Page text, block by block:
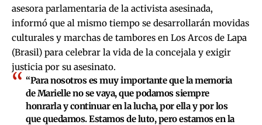
asesora parlamentaria de la activista asesinada,
informó que al mismo tiempo se desarrollarán movidas
culturales y marchas de tambores en Los Arcos de Lapa
(Brasil) para celebrar la vida de la concejala y exigir
justicia por su asesinato.
“Para nosotros es muy importante que la memoria
de Marielle no se vaya, que podamos siempre
honrarla y continuar en la lucha, por ella y por los
que quedamos. Estamos de luto, pero estamos en la